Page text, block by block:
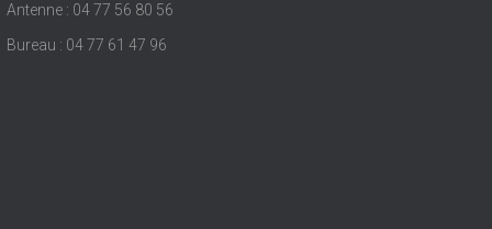
Antenne : 04 77 56 80 56
Bureau : 04 77 61 47 96